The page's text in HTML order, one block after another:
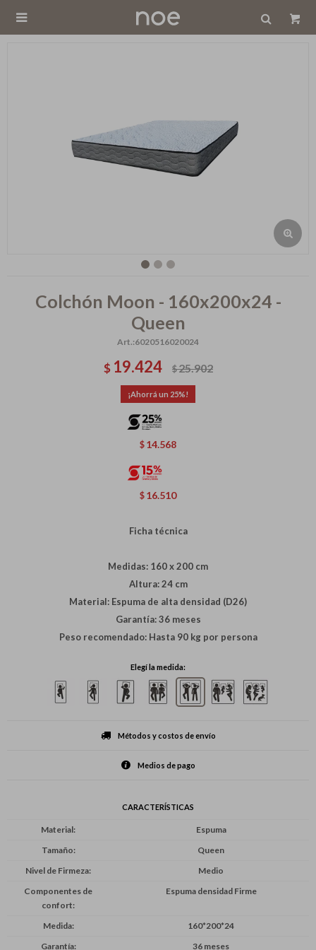

Colchón Moon - 160x200x24 -
Queen
6020516020024
$ 19.424 $25.902
25
$ 14.568
$ 16.510
Ficha técnica
Medidas: 160 x 200 cm
Altura: 24 cm
Material: Espuma de alta densidad (D26)
Garantía: 36 meses
Peso recomendado: Hasta 90 kg por persona
Elegí la medida:
Métodos y costos de envío
Medios de pago
CARACTERÍSTICAS
Material
Espuma
Tamaño
Queen
Nivel de Firmeza
Medio
Componentes de
confort
Espuma densidad Firme
Medida
160*200*24
Garantía
36 meses